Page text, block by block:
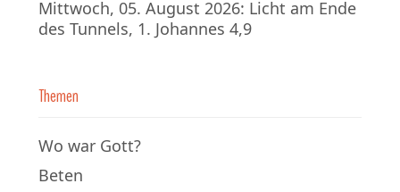
Mittwoch, 05. August 2026: Licht am Ende
des Tunnels, 1. Johannes 4,9
Themen
Wo war Gott?
Beten